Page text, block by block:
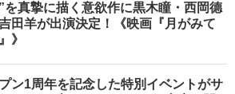
を真摯に描く意欲作に黒木瞳・西岡德
田羊が出演決定！《映画『月がみて
》
ン1周年を記念した特別イベントがサ